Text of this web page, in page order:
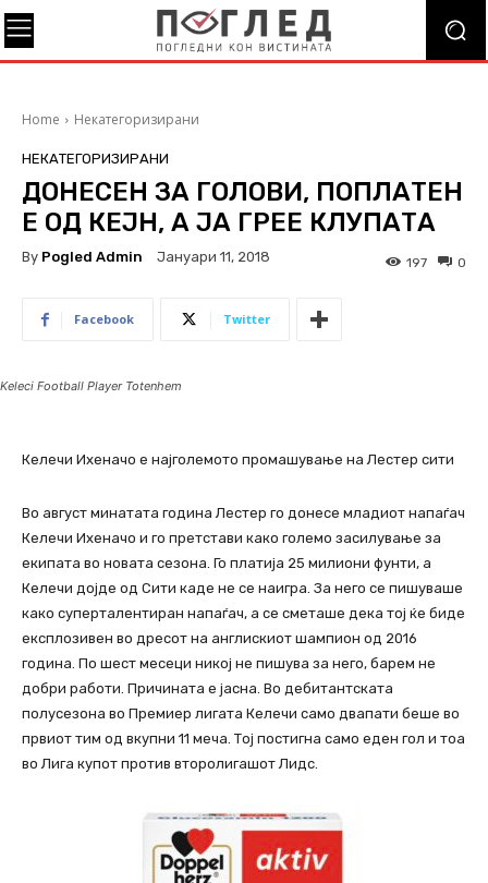
Home Некатегоризирани
НЕКАТЕГОРИЗИРАНИ
ДОНЕСЕН ЗА ГОЛОВИ, ПОПЛАТЕН
Е ОД КЕЈН, А ЈА ГРЕЕ КЛУПАТА
By Pogled Admin Јануари 11, 2018 0
197
Facebook Twitter
Keleci Football Player Totenhem
Келечи Ихеначо е најголемото промашување на Лестер сити
Во август минатата година Лестер го донесе младиот напаѓач
Келечи Ихеначо и го претстави како големо засилување за
екипата во новата сезона. Го платија 25 милиони фунти, а
Келечи дојде од Сити каде не се наигра. За него се пишуваше
како суперталентиран напаѓач, а се сметаше дека тој ќе биде
експлозивен во дресот на англискиот шампион од 2016
година. По шест месеци никој не пишува за него, барем не
добри работи. Причината е јасна. Во дебитантската
полусезона во Премиер лигата Келечи само двапати беше во
првиот тим од вкупни 11 меча. Тој постигна само еден гол и тоа
во Лига купот против второлигашот Лидс.